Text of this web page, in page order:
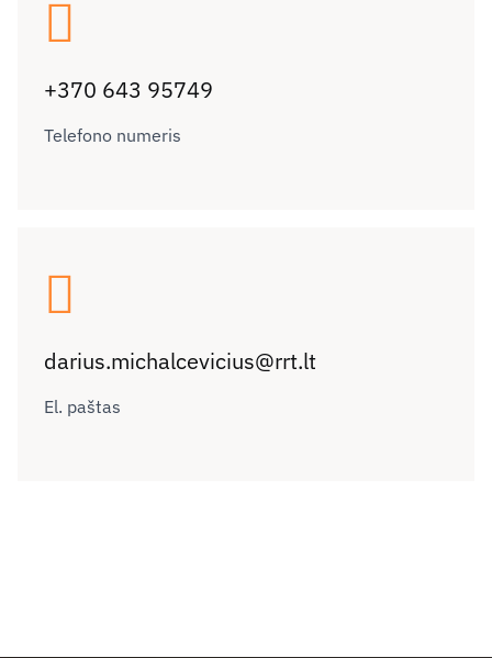
+370 643 95749
Telefono numeris
darius.michalcevicius@rrt.lt
El. paštas